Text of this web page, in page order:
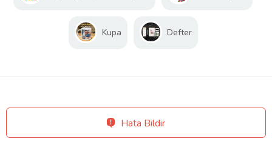
Kupa Defter
Hata Bildir